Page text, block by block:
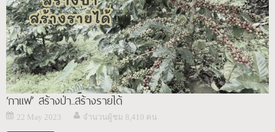
‘กาแฟ’ สร้างป่า..สร้างรายได้
22 May 2023 จำนวนผู้ชม 8,410 คน